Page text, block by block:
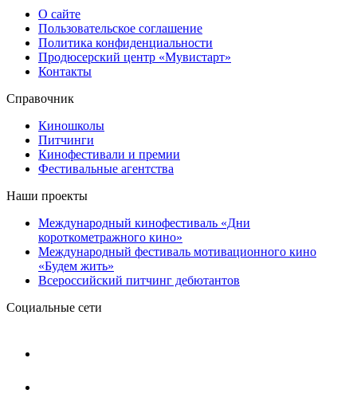
О сайте
Пользовательское соглашение
Политика конфиденциальности
Продюсерский центр «Мувистарт»
Контакты
Справочник
Киношколы
Питчинги
Кинофестивали и премии
Фестивальные агентства
Наши проекты
Международный кинофестиваль «Дни
короткометражного кино»
Международный фестиваль мотивационного кино
«Будем жить»
Всероссийский питчинг дебютантов
Социальные сети